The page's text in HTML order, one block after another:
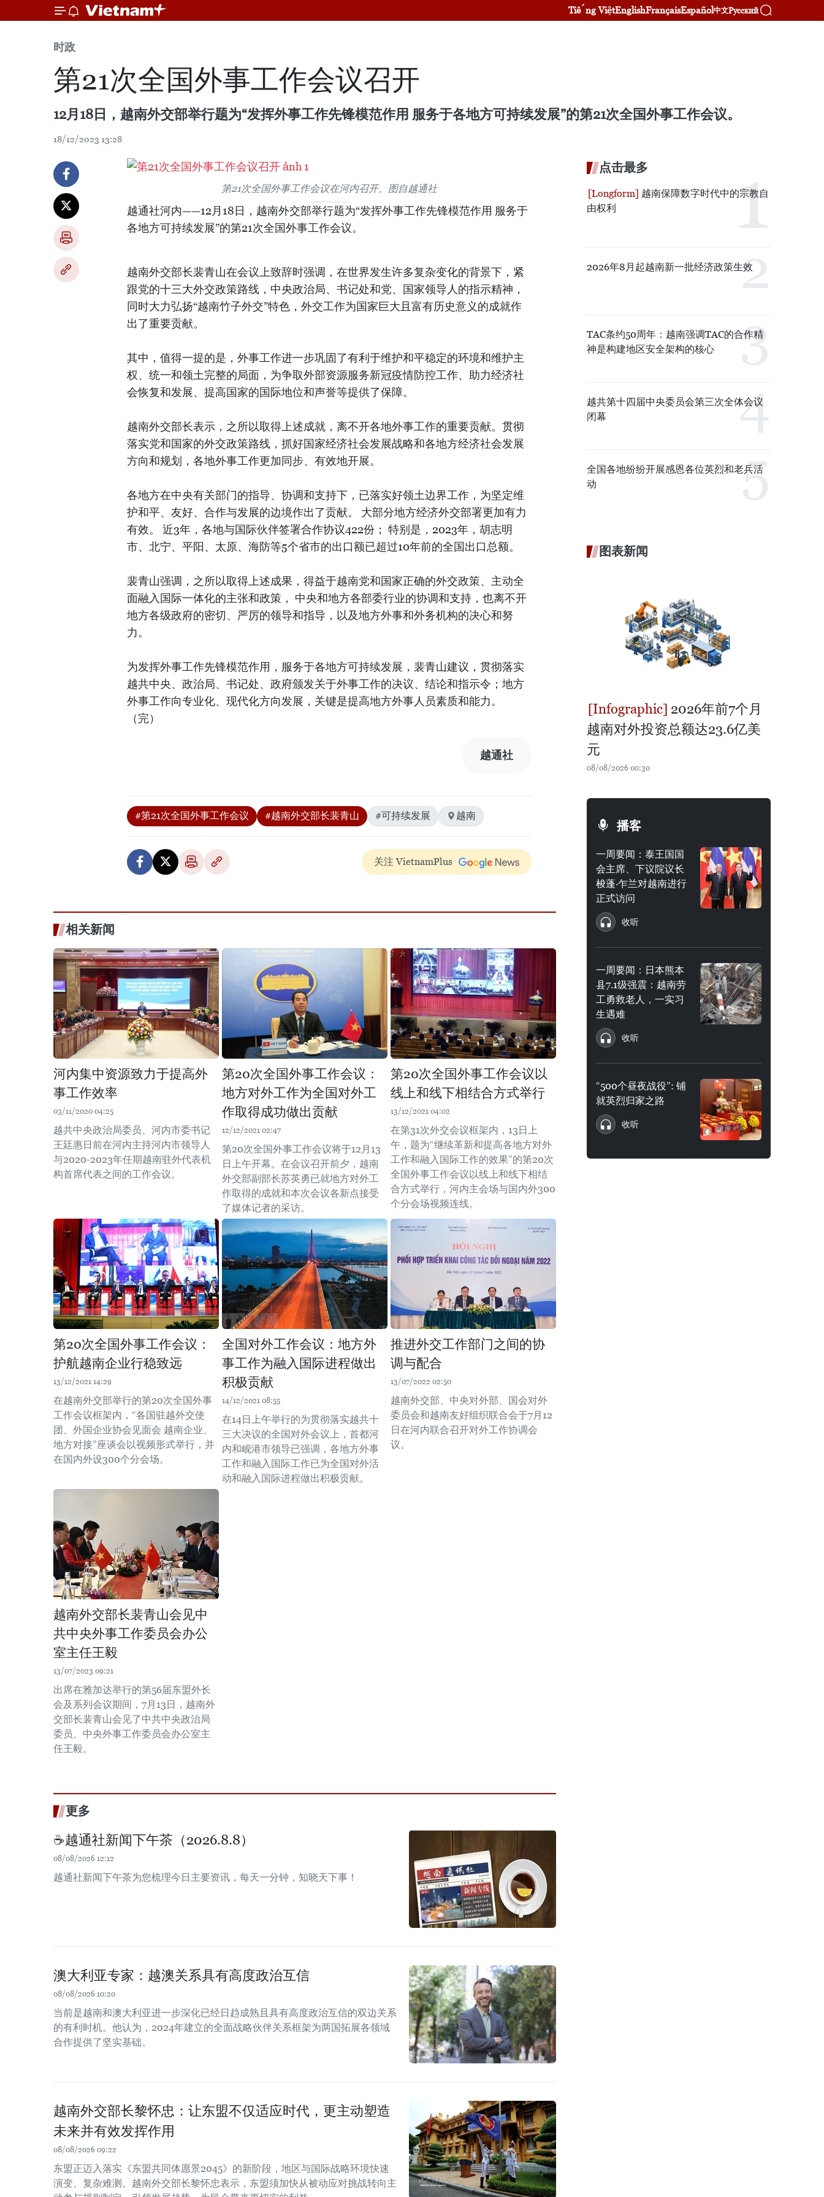
Tiếng ViệtEnglishFrançaisEspañol中文Русский
时政
第21次全国外事工作会议召开
12月18日，越南外交部举行题为“发挥外事工作先锋模范作用 服务于各地方可持续发展”的第21次全国外事工作会议。
18/12/2023 13:28
第21次全国外事工作会议在河内召开。图自越通社
越通社河内——12月18日，越南外交部举行题为“发挥外事工作先锋模范作用 服务于
各地方可持续发展”的第21次全国外事工作会议。
越南外交部长裴青山在会议上致辞时强调，在世界发生许多复杂变化的背景下，紧
跟党的十三大外交政策路线，中央政治局、书记处和党、国家领导人的指示精神，
同时大力弘扬“越南竹子外交”特色，外交工作为国家巨大且富有历史意义的成就作
出了重要贡献。
其中，值得一提的是，外事工作进一步巩固了有利于维护和平稳定的环境和维护主
权、统一和领土完整的局面，为争取外部资源服务新冠疫情防控工作、助力经济社
会恢复和发展、提高国家的国际地位和声誉等提供了保障。
越南外交部长表示，之所以取得上述成就，离不开各地外事工作的重要贡献。贯彻
落实党和国家的外交政策路线，抓好国家经济社会发展战略和各地方经济社会发展
方向和规划，各地外事工作更加同步、有效地开展。
各地方在中央有关部门的指导、协调和支持下，已落实好领土边界工作，为坚定维
护和平、友好、合作与发展的边境作出了贡献。 大部分地方经济外交部署更加有力
有效。 近3年，各地与国际伙伴签署合作协议422份； 特别是，2023年，胡志明
市、北宁、平阳、太原、海防等5个省市的出口额已超过10年前的全国出口总额。
裴青山强调，之所以取得上述成果，得益于越南党和国家正确的外交政策、主动全
面融入国际一体化的主张和政策， 中央和地方各部委行业的协调和支持，也离不开
地方各级政府的密切、严厉的领导和指导，以及地方外事和外务机构的决心和努
力。
为发挥外事工作先锋模范作用，服务于各地方可持续发展，裴青山建议，贯彻落实
越共中央、政治局、书记处、政府颁发关于外事工作的决议、结论和指示令；地方
外事工作向专业化、现代化方向发展，关键是提高地方外事人员素质和能力。
（完）
越通社
#第21次全国外事工作会议 #越南外交部长裴青山 #可持续发展 越南
关注 VietnamPlus
相关新闻
河内集中资源致力于提高外
事工作效率
03/11/2020 04:25
越共中央政治局委员、河内市委书记
王廷惠日前在河内主持河内市领导人
与2020-2023年任期越南驻外代表机
构首席代表之间的工作会议。
第20次全国外事工作会议：
地方对外工作为全国对外工
作取得成功做出贡献
12/12/2021 02:47
第20次全国外事工作会议将于12月13
日上午开幕。在会议召开前夕，越南
外交部副部长苏英勇已就地方对外工
作取得的成就和本次会议各新点接受
了媒体记者的采访。
第20次全国外事工作会议以
线上和线下相结合方式举行
13/12/2021 04:02
在第31次外交会议框架内，13日上
午，题为“继续革新和提高各地方对外
工作和融入国际工作的效果”的第20次
全国外事工作会议以线上和线下相结
合方式举行，河内主会场与国内外300
个分会场视频连线。
第20次全国外事工作会议：
护航越南企业行稳致远
13/12/2021 14:29
在越南外交部举行的第20次全国外事
工作会议框架内，“各国驻越外交使
团、外国企业协会见面会 越南企业、
地方对接”座谈会以视频形式举行，并
在国内外设300个分会场。
全国对外工作会议：地方外
事工作为融入国际进程做出
积极贡献
14/12/2021 08:55
在14日上午举行的为贯彻落实越共十
三大决议的全国对外会议上，首都河
内和岘港市领导已强调，各地方外事
工作和融入国际工作已为全国对外活
动和融入国际进程做出积极贡献。
推进外交工作部门之间的协
调与配合
13/07/2022 02:50
越南外交部、中央对外部、国会对外
委员会和越南友好组织联合会于7月12
日在河内联合召开对外工作协调会
议。
越南外交部长裴青山会见中
共中央外事工作委员会办公
室主任王毅
13/07/2023 09:21
出席在雅加达举行的第56届东盟外长
会及系列会议期间，7月13日，越南外
交部长裴青山会见了中共中央政治局
委员、中央外事工作委员会办公室主
任王毅。
更多
☕️越通社新闻下午茶（2026.8.8）
08/08/2026 12:12
越通社新闻下午茶为您梳理今日主要资讯，每天一分钟，知晓天下事！
澳大利亚专家：越澳关系具有高度政治互信
08/08/2026 10:20
当前是越南和澳大利亚进一步深化已经日趋成熟且具有高度政治互信的双边关系
的有利时机。他认为，2024年建立的全面战略伙伴关系框架为两国拓展各领域
合作提供了坚实基础。
越南外交部长黎怀忠：让东盟不仅适应时代，更主动塑造
未来并有效发挥作用
08/08/2026 09:22
东盟正迈入落实《东盟共同体愿景2045》的新阶段，地区与国际战略环境快速
演变、复杂难测。越南外交部长黎怀忠表示，东盟须加快从被动应对挑战转向主
点击最多
越南保障数字时代中的宗教自
由权利
2026年8月起越南新一批经济政策生效
TAC条约50周年：越南强调TAC的合作精
神是构建地区安全架构的核心
越共第十四届中央委员会第三次全体会议
闭幕
全国各地纷纷开展感恩各位英烈和老兵活
动
图表新闻
2026年前7个月
越南对外投资总额达23.6亿美
元
08/08/2026 00:30
播客
一周要闻：泰王国国
会主席、下议院议长
梭蓬·乍兰对越南进行
正式访问
收听
一周要闻：日本熊本
县7.1级强震：越南劳
工勇救老人，一实习
生遇难
收听
“500个昼夜战役”: 铺
就英烈归家之路
收听